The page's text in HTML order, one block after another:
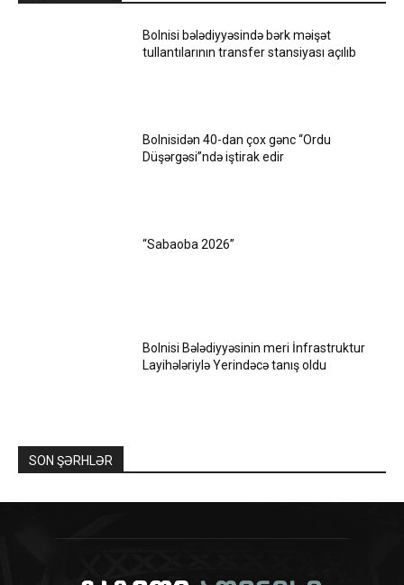
Bolnisi bələdiyyəsində bərk məişət
tullantılarının transfer stansiyası açılıb
Bolnisidən 40-dan çox gənc “Ordu
Düşərgəsi”ndə iştirak edir
“Sabaoba 2026”
Bolnisi Bələdiyyəsinin meri İnfrastruktur
Layihələriylə Yerindəcə tanış oldu
SON ŞƏRHLƏR